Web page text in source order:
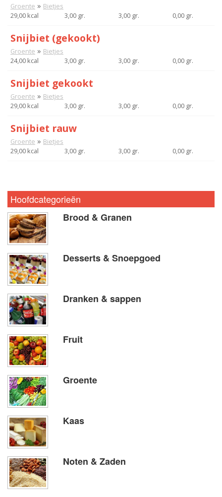
Groente » Bietjes
29,00 kcal
3,00 gr. 3,00 gr. 0,00 gr.
Snijbiet (gekookt)
Groente » Bietjes
24,00 kcal
3,00 gr. 3,00 gr. 0,00 gr.
Snijbiet gekookt
Groente » Bietjes
29,00 kcal
3,00 gr. 3,00 gr. 0,00 gr.
Snijbiet rauw
Groente » Bietjes
29,00 kcal
3,00 gr. 3,00 gr. 0,00 gr.
Hoofdcategorieën
Brood & Granen
Desserts & Snoepgoed
Dranken & sappen
Fruit
Groente
Kaas
Noten & Zaden